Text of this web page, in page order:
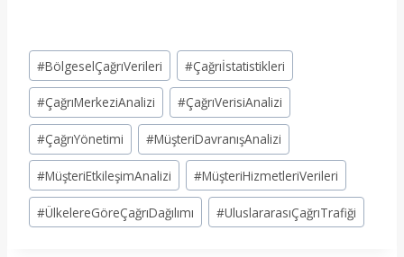
Post
Tags:
#BölgeselÇağrıVerileri #Çağrıİstatistikleri
#ÇağrıMerkeziAnalizi #ÇağrıVerisiAnalizi
#ÇağrıYönetimi #MüşteriDavranışAnalizi
#MüşteriEtkileşimAnalizi #MüşteriHizmetleriVerileri
#ÜlkelereGöreÇağrıDağılımı #UluslararasıÇağrıTrafiği